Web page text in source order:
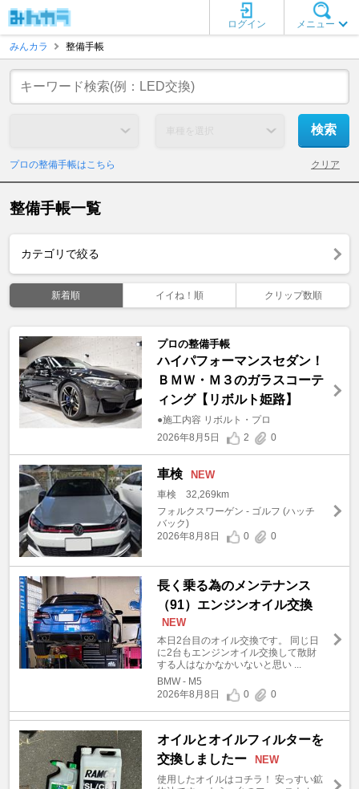
メニュー
ログイン
みんカラ
整備手帳
クリア
プロの整備手帳はこちら
整備手帳一覧
カテゴリで絞る
新着順 イイね！順 クリップ数順
プロの整備手帳
ハイパフォーマンスセダン！
ＢＭＷ・Ｍ３のガラスコーテ
ィング【リボルト姫路】
●施工内容 リボルト・プロ
2026年8月5日
2 0
車検 NEW
車検 32,269km
フォルクスワーゲン - ゴルフ (ハッチ
バック)
2026年8月8日
0 0
長く乗る為のメンテナンス
（91）エンジンオイル交換
NEW
本日2台目のオイル交換です。 同じ日
に2台もエンジンオイル交換して散財
する人はなかなかいないと思い ...
BMW - M5
2026年8月8日
0 0
オイルとオイルフィルターを
交換しましたー
NEW
使用したオイルはコチラ！ 安っすい鉱